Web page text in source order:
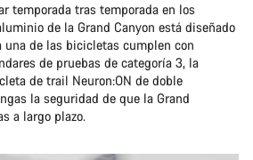
temporada tras temporada en los
de la Grand Canyon está diseñado
una de las bicicletas cumplen con
de pruebas de categoría 3, la
de trail Neuron:ON de doble
la seguridad de que la Grand
a largo plazo.